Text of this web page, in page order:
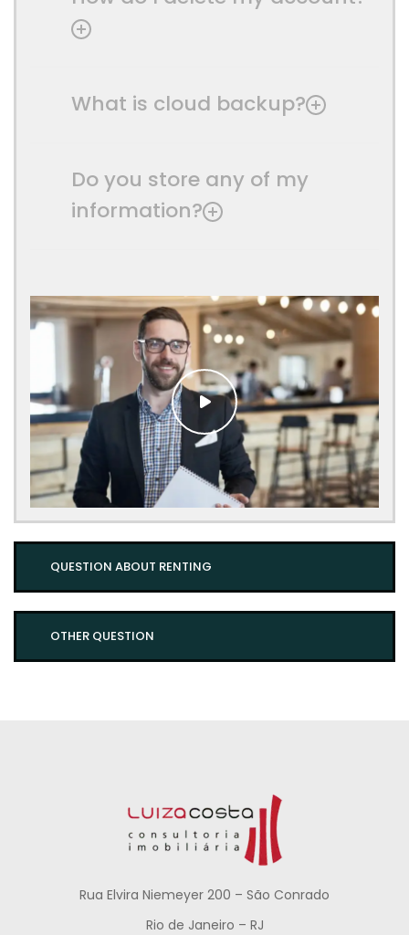
What is cloud backup?
Do you store any of my
information?
QUESTION ABOUT RENTING
OTHER QUESTION
Rua Elvira Niemeyer 200 – São Conrado
Rio de Janeiro – RJ